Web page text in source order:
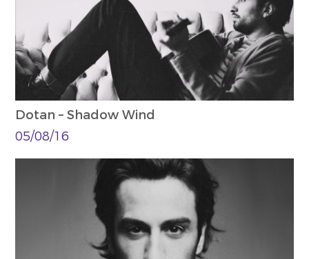
Dotan – Shadow Wind
05/08/16